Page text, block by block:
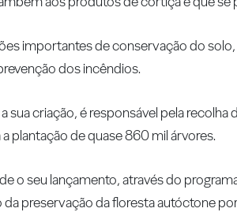
importantes de conservação do
dos incêndios.
criação, é responsável pela recolha
plantação de quase 860 mil árvores.
o seu lançamento, através do
preservação da floresta autóctone